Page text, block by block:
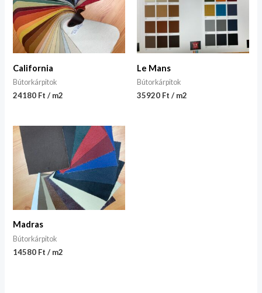
California
Bútorkárpitok
24180 Ft / m2
Le Mans
Bútorkárpitok
35920 Ft / m2
Madras
Bútorkárpitok
14580 Ft / m2